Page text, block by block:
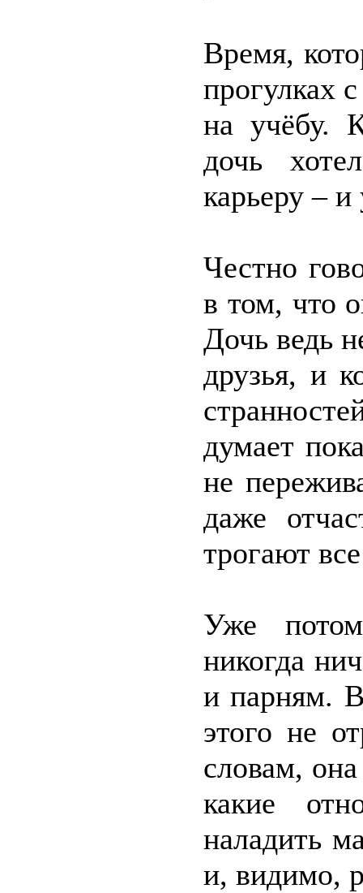
Время,
прогулках
на учёбу.
дочь
карьеру –
Честно
в том, что
Дочь ведь
друзья, и
думает
не
даже
трогают
Уже
никогда
и парням.
этого не
словам,
какие
наладить
и, видимо,